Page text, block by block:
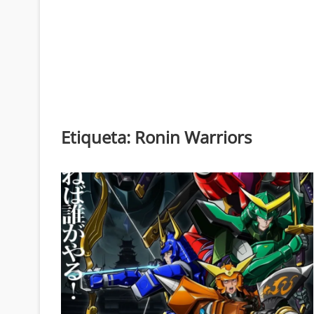
Etiqueta: Ronin Warriors